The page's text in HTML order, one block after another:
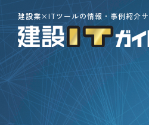
建設業×ITツールの情報・事例紹介サ